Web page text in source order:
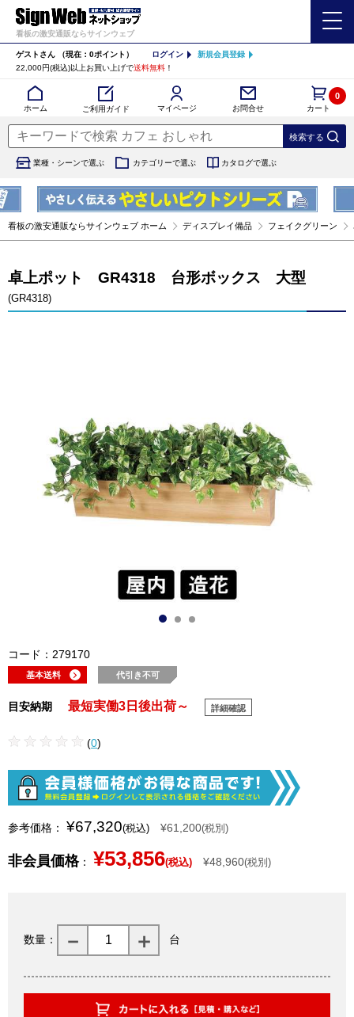
看板の激安通販ならサインウェブ
ゲストさん （現在：0ポイント） ログイン
新規会員登録
22,000円(税込)以上お買い上げで送料無料 ！
ホーム ご利用ガイド マイページ お問合せ カート
0
業種・シーンで選ぶ カテゴリーで選ぶ カタログで選ぶ
看板の激安通販ならサインウェブ ホーム ディスプレイ備品 フェイクグリーン
卓上ポット GR4318 台形ボックス 大型
(GR4318)
コード：279170
基本送料 代引き不可
目安納期 最短実働3日後出荷～ 詳細確認
(0)
参考価格： ¥67,320(税込) ¥61,200(税別)
非会員価格： ¥53,856(税込) ¥48,960(税別)
数量： 台